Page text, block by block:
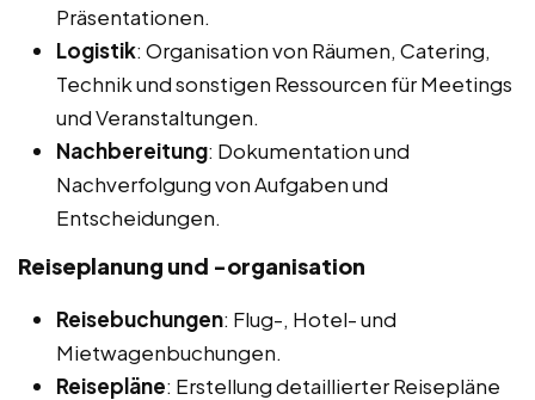
Präsentationen.
Logistik: Organisation von Räumen, Catering,
Technik und sonstigen Ressourcen für Meetings
und Veranstaltungen.
Nachbereitung: Dokumentation und
Nachverfolgung von Aufgaben und
Entscheidungen.
Reiseplanung und -organisation
Reisebuchungen: Flug-, Hotel- und
Mietwagenbuchungen.
Reisepläne: Erstellung detaillierter Reisepläne